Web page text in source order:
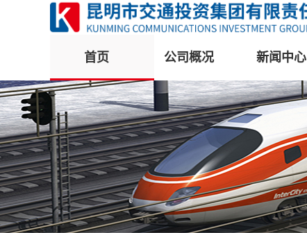
首页 公司概况 新闻中心